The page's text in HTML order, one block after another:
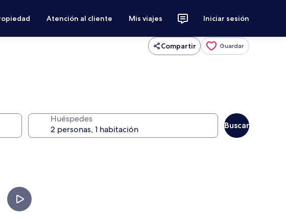
Atención al cliente Mis viajes Iniciar sesión
Compartir Guardar
Huéspedes
Buscar